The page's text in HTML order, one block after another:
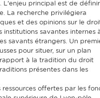
L'enjeu principal est de définir
La recherche privilégiera
et des opinions sur le
institutions savantes internes
savants étrangers. Un
pour situer, sur un plan
à la tradition du droit
présentes dans les
offertes par les